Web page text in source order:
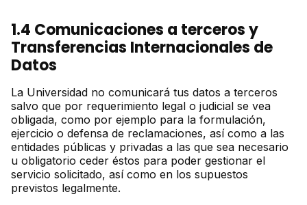
1.4 Comunicaciones a terceros y
Transferencias Internacionales de
Datos
La Universidad no comunicará tus datos a terceros
salvo que por requerimiento legal o judicial se vea
obligada, como por ejemplo para la formulación,
ejercicio o defensa de reclamaciones, así como a las
entidades públicas y privadas a las que sea necesario
u obligatorio ceder éstos para poder gestionar el
servicio solicitado, así como en los supuestos
previstos legalmente.